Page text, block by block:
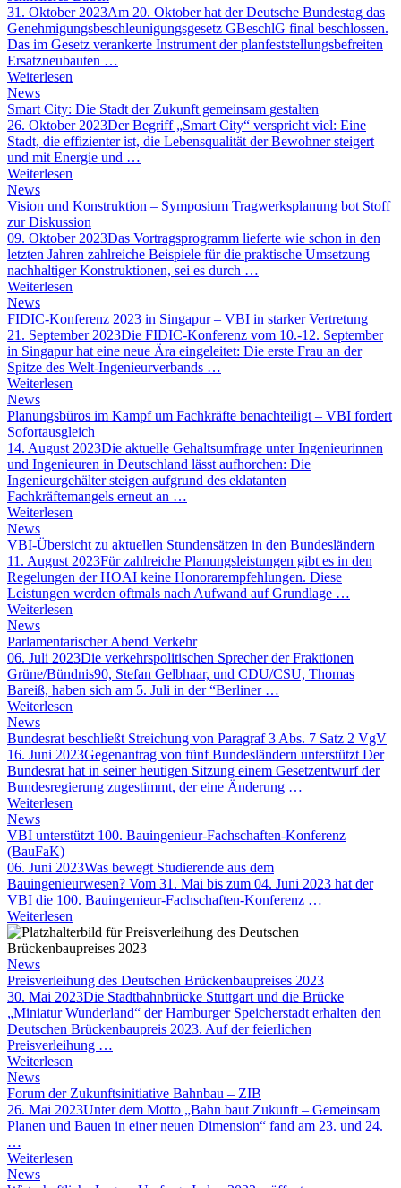
31. Oktober 2023Am 20. Oktober hat der Deutsche Bundestag das
Genehmigungsbeschleunigungsgesetz GBeschlG final beschlossen.
Das im Gesetz verankerte Instrument der planfeststellungsbefreiten
Ersatzneubauten …
Weiterlesen
News
Smart City: Die Stadt der Zukunft gemeinsam gestalten
26. Oktober 2023Der Begriff „Smart City“ verspricht viel: Eine
Stadt, die effizienter ist, die Lebensqualität der Bewohner steigert
und mit Energie und …
Weiterlesen
News
Vision und Konstruktion – Symposium Tragwerksplanung bot Stoff
zur Diskussion
09. Oktober 2023Das Vortragsprogramm lieferte wie schon in den
letzten Jahren zahlreiche Beispiele für die praktische Umsetzung
nachhaltiger Konstruktionen, sei es durch …
Weiterlesen
News
FIDIC-Konferenz 2023 in Singapur – VBI in starker Vertretung
21. September 2023Die FIDIC-Konferenz vom 10.-12. September
in Singapur hat eine neue Ära eingeleitet: Die erste Frau an der
Spitze des Welt-Ingenieurverbands …
Weiterlesen
News
Planungsbüros im Kampf um Fachkräfte benachteiligt – VBI fordert
Sofortausgleich
14. August 2023Die aktuelle Gehaltsumfrage unter Ingenieurinnen
und Ingenieuren in Deutschland lässt aufhorchen: Die
Ingenieurgehälter steigen aufgrund des eklatanten
Fachkräftemangels erneut an …
Weiterlesen
News
VBI-Übersicht zu aktuellen Stundensätzen in den Bundesländern
11. August 2023Für zahlreiche Planungsleistungen gibt es in den
Regelungen der HOAI keine Honorarempfehlungen. Diese
Leistungen werden oftmals nach Aufwand auf Grundlage …
Weiterlesen
News
Parlamentarischer Abend Verkehr
06. Juli 2023Die verkehrspolitischen Sprecher der Fraktionen
Grüne/Bündnis90, Stefan Gelbhaar, und CDU/CSU, Thomas
Bareiß, haben sich am 5. Juli in der “Berliner …
Weiterlesen
News
Bundesrat beschließt Streichung von Paragraf 3 Abs. 7 Satz 2 VgV
16. Juni 2023Gegenantrag von fünf Bundesländern unterstützt Der
Bundesrat hat in seiner heutigen Sitzung einem Gesetzentwurf der
Bundesregierung zugestimmt, der eine Änderung …
Weiterlesen
News
VBI unterstützt 100. Bauingenieur-Fachschaften-Konferenz
(BauFaK)
06. Juni 2023Was bewegt Studierende aus dem
Bauingenieurwesen? Vom 31. Mai bis zum 04. Juni 2023 hat der
VBI die 100. Bauingenieur-Fachschaften-Konferenz …
Weiterlesen
News
Preisverleihung des Deutschen Brückenbaupreises 2023
30. Mai 2023Die Stadtbahnbrücke Stuttgart und die Brücke
„Miniatur Wunderland“ der Hamburger Speicherstadt erhalten den
Deutschen Brückenbaupreis 2023. Auf der feierlichen
Preisverleihung …
Weiterlesen
News
Forum der Zukunftsinitiative Bahnbau – ZIB
26. Mai 2023Unter dem Motto „Bahn baut Zukunft – Gemeinsam
Planen und Bauen in einer neuen Dimension“ fand am 23. und 24.
…
Weiterlesen
News